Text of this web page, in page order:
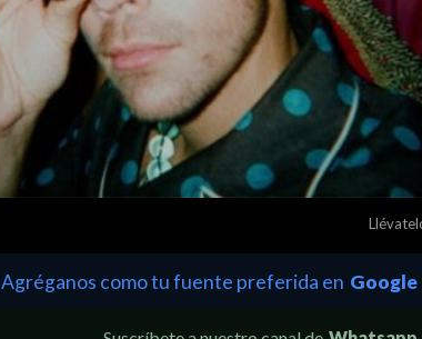
Agréganos como tu fuente preferida en Google